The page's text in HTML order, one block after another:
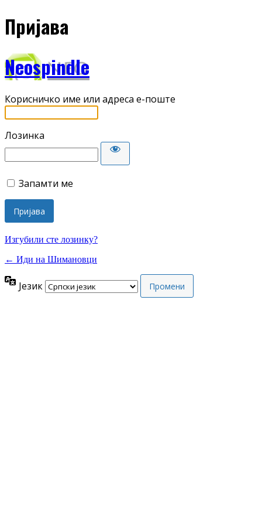
Пријава
Neospindle
Корисничко име или адреса е-поште
Лозинка
Запамти ме
Изгубили сте лозинку?
← Иди на Шимановци
Језик